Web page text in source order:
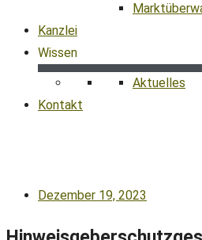
Kanzlei
Wissen
Aktuelles
Kontakt
Dezember 19, 2023